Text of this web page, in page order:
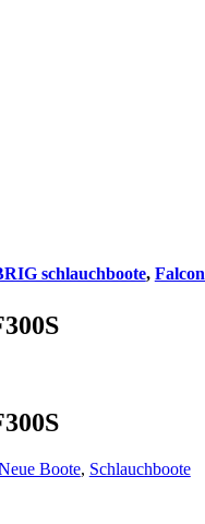
schlauchboote,
Boote, Schlauchboote